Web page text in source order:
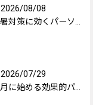
2026/08/08
2026/07/29